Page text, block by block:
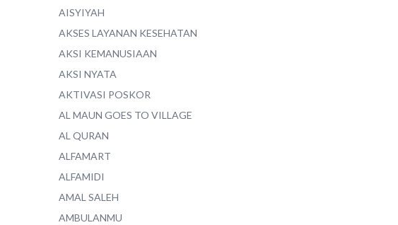
AISYIYAH
AKSES LAYANAN KESEHATAN
AKSI KEMANUSIAAN
AKSI NYATA
AKTIVASI POSKOR
AL MAUN GOES TO VILLAGE
AL QURAN
ALFAMART
ALFAMIDI
AMAL SALEH
AMBULANMU